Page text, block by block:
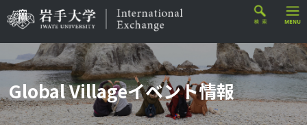
Global Villageイベント情報